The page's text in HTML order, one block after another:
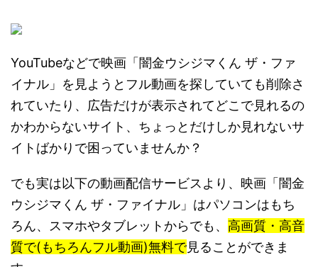
YouTubeなどで映画「闇金ウシジマくん ザ・ファ
イナル」を見ようとフル動画を探していても削除さ
れていたり、広告だけが表示されてどこで見れるの
かわからないサイト、ちょっとだけしか見れないサ
イトばかりで困っていませんか？
でも実は以下の動画配信サービスより、映画「闇金
ウシジマくん ザ・ファイナル」はパソコンはもち
ろん、スマホやタブレットからでも、 高画質・高音
質で(もちろんフル動画)無料で見ることができま